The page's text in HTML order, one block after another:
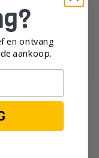
plaatsen van uw
met onze
en ontvang
aankoop.